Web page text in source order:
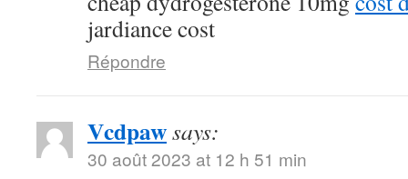
jardiance cost
Répondre
Vcdpawsays:
30 août 2023 at 12 h 51 min